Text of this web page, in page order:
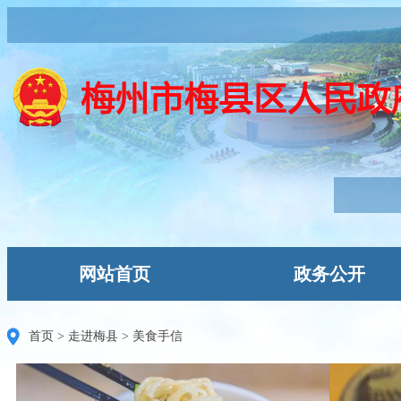
网站首页 政务公开
首页 > 走进梅县 > 美食手信